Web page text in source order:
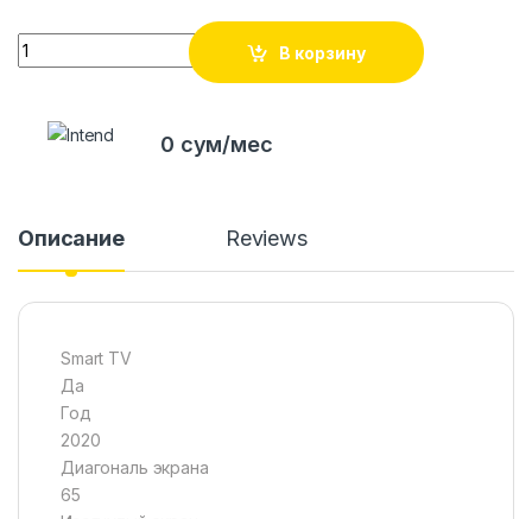
Quantity
В корзину
0 сум/мес
Описание Reviews
Smart TV
Да
Год
2020
Диагональ экрана
65